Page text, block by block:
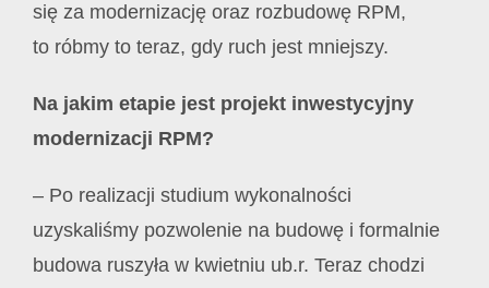
się za modernizację oraz rozbudowę RPM,
to róbmy to teraz, gdy ruch jest mniejszy.
Na jakim etapie jest projekt inwestycyjny
modernizacji RPM?
– Po realizacji studium wykonalności
uzyskaliśmy pozwolenie na budowę i formalnie
budowa ruszyła w kwietniu ub.r. Teraz chodzi